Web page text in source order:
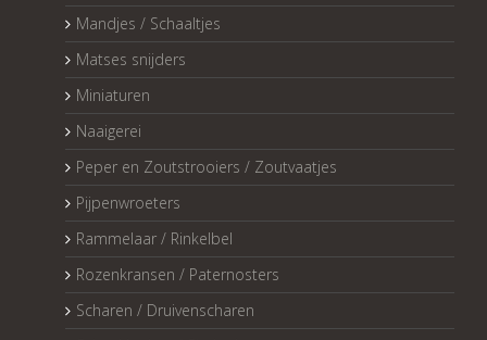
Mandjes / Schaaltjes
Matses snijders
Miniaturen
Naaigerei
Peper en Zoutstrooiers / Zoutvaatjes
Pijpenwroeters
Rammelaar / Rinkelbel
Rozenkransen / Paternosters
Scharen / Druivenscharen